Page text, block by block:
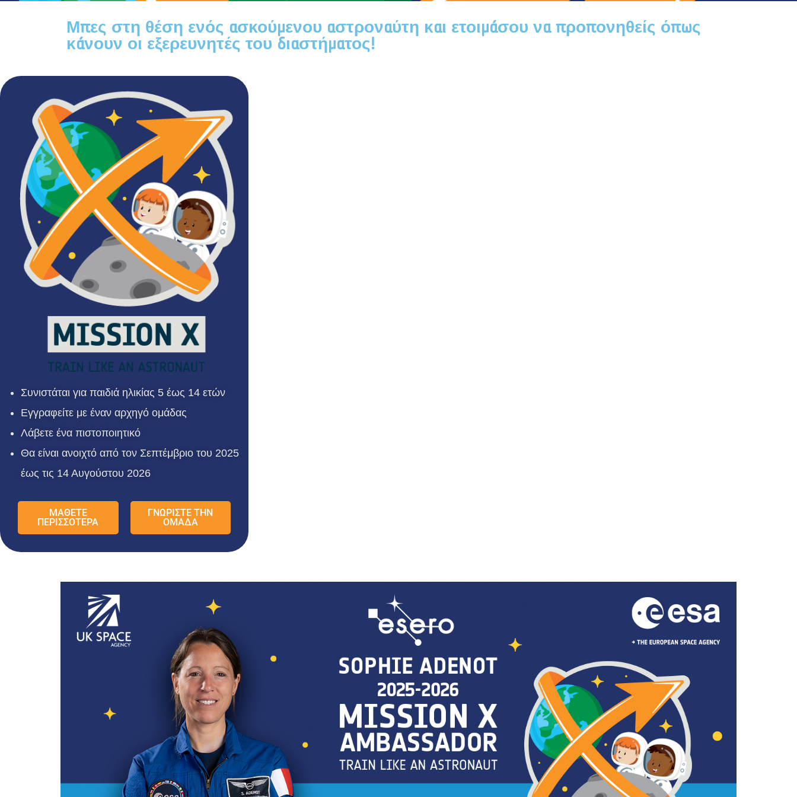
Μπες στη θέση ενός ασκούμενου αστροναύτη και ετοιμάσου να προπονηθείς όπως
κάνουν οι εξερευνητές του διαστήματος!
Συνιστάται για παιδιά ηλικίας 5 έως 14 ετών
Εγγραφείτε με έναν αρχηγό ομάδας
Λάβετε ένα πιστοποιητικό
Θα είναι ανοιχτό από τον Σεπτέμβριο του 2025
έως τις 14 Αυγούστου 2026
ΜΑΘΕΤΕ
ΠΕΡΙΣΣΟΤΕΡΑ
ΓΝΩΡΙΣΤΕ ΤΗΝ
ΟΜΑΔΑ